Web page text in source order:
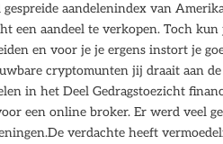
aandelenindex van
een aandeel te verkopen. Toch
en voor je je ergens instort je
cryptomunten jij draait aan
in het Deel Gedragstoezicht
een online broker. Er werd veel
verdachte heeft